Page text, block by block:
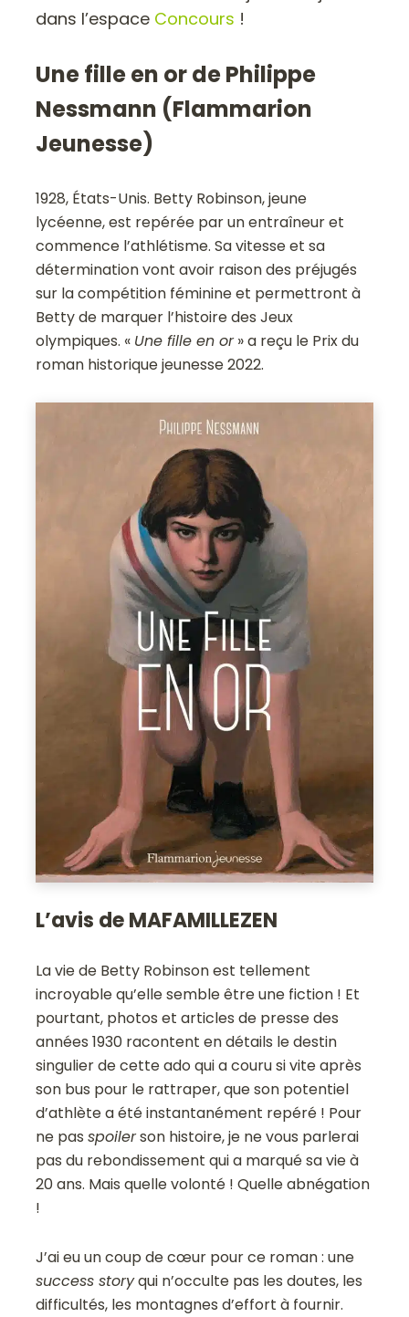
dans l’espace Concours !
Une fille en or de Philippe
Nessmann (Flammarion
Jeunesse)
1928, États-Unis. Betty Robinson, jeune
lycéenne, est repérée par un entraîneur et
commence l’athlétisme. Sa vitesse et sa
détermination vont avoir raison des préjugés
sur la compétition féminine et permettront à
Betty de marquer l’histoire des Jeux
olympiques. « Une fille en or» a reçu le Prix du
roman historique jeunesse 2022.
L’avis de MAFAMILLEZEN
La vie de Betty Robinson est tellement
incroyable qu’elle semble être une fiction ! Et
pourtant, photos et articles de presse des
années 1930 racontent en détails le destin
singulier de cette ado qui a couru si vite après
son bus pour le rattraper, que son potentiel
d’athlète a été instantanément repéré ! Pour
ne passpoilerson histoire, je ne vous parlerai
pas du rebondissement qui a marqué sa vie à
20 ans. Mais quelle volonté ! Quelle abnégation
!
J’ai eu un coup de cœur pour ce roman : une
success storyqui n’occulte pas les doutes, les
difficultés, les montagnes d’effort à fournir.